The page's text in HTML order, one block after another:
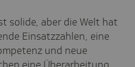
solide, aber die Welt hat
Einsatzzahlen, eine
und neue